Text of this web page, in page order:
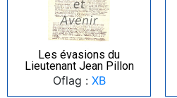
Les évasions du
Lieutenant Jean Pillon
Oflag : XB